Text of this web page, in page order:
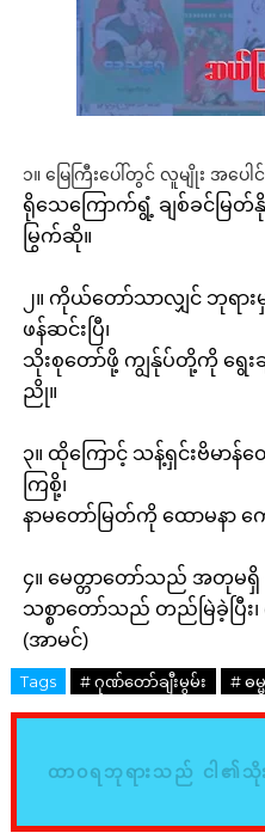
၁။ မြေကြီးပေါ်တွင် လူမျိုး အပေါ
ရိုသေကြောက်ရွံ့ ချစ်ခင်မြတ်
မြွက်ဆို။
၂။ ကိုယ်တော်သာလျှင် ဘုရာ
ဖန်ဆင်းပြီ၊
သိုးစုတော်ဖို့ ကျွန်ုပ်တို့ကို ရွေး
ညို။
၃။ ထိုကြောင့် သန့်ရှင်းဗိမာ
ကြစို့၊
နာမတော်မြတ်ကို ထောမနာ က
၄။ မေတ္တာတော်သည် အတု
သစ္စာတော်သည် တည်မြဲခဲ့ပြီ
(အာမင်)
Tags # ဂုဏ်တော်ချီးမွမ်း # ဓမ္
ထာဝရဘုရားသည် ငါ၏သို